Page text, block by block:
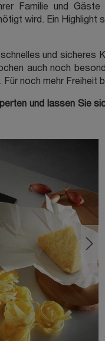
Familie und
wird. Ein Highlight
und
auch noch
noch mehr
und lassen Sie